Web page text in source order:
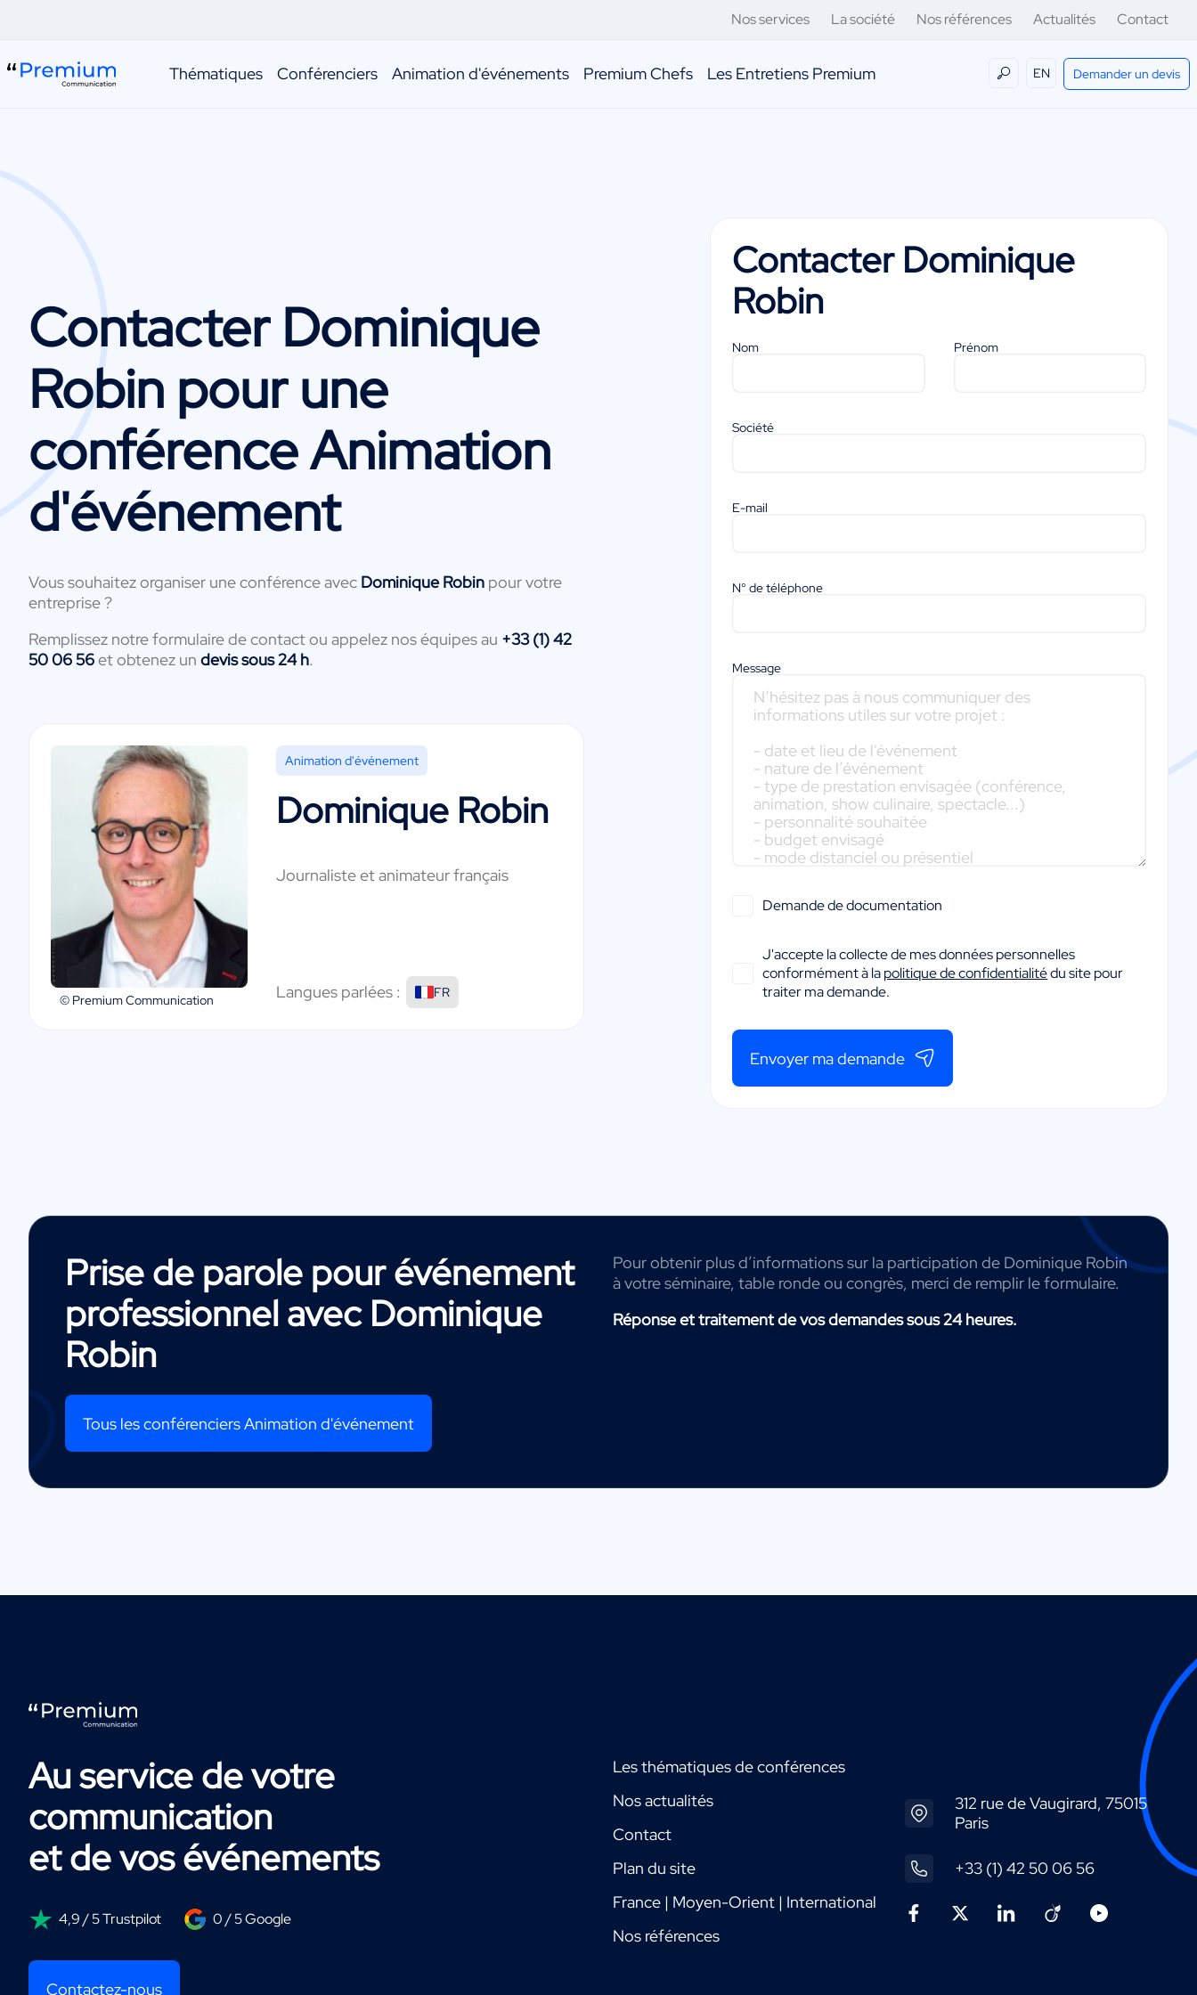
Nos services La société Nos références Actualités Contact
Thématiques Conférenciers Animation d'événements Premium Chefs Les Entretiens Premium EN Demander un devis
Contacter Dominique
Robin pour une
conférence Animation
d'événement
Vous souhaitez organiser une conférence avec Dominique Robin pour votre
entreprise ?
Remplissez notre formulaire de contact ou appelez nos équipes au +33 (1) 42
50 06 56et obtenez un devis sous 24 h.
© Premium Communication
Animation d'événement
Dominique Robin
Journaliste et animateur français
Langues parlées : FR
Contacter Dominique
Robin
Nom Prénom
Société
E-mail
N° de téléphone
Message
Demande de documentation
J'accepte la collecte de mes données personnelles
conformément à lapolitique de confidentialitédu site pour
traiter ma demande.
Envoyer ma demande
Prise de parole pour événement
professionnel avec Dominique
Robin
Tous les conférenciers Animation d'événement
Pour obtenir plus d’informations sur la participation de Dominique Robin
à votre séminaire, table ronde ou congrès, merci de remplir le formulaire.
Réponse et traitement de vos demandes sous 24 heures.
Au service de votre
communication
et de vos événements
4,9 / 5 Trustpilot 0 / 5 Google
Contactez-nous
Les thématiques de conférences
Nos actualités
Contact
Plan du site
France | Moyen-Orient | International
Nos références
312 rue de Vaugirard, 75015
Paris
+33 (1) 42 50 06 56